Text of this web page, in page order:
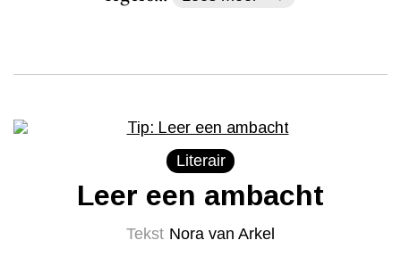
Literair
Leer een ambacht
Tekst Nora van Arkel